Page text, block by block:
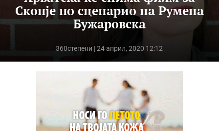
Скопје по сценарио на Румена
Бужаровска
360степени | 24 април, 2020 12:12